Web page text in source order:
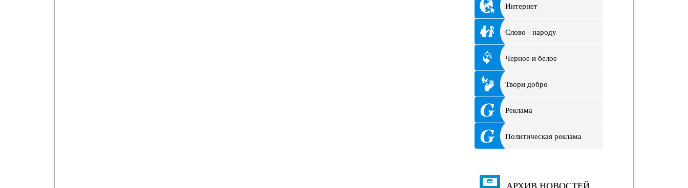
Интернет
Слово - народу
Черное и белое
Твори добро
Реклама
Политическая реклама
АРХИВ НОВОСТЕЙ